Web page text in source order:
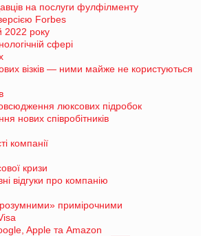
на послуги фулфілменту
Forbes
2022 року
сфері
візків — ними майже не користуються
люксових підробок
нових співробітників
компанії
кризи
відгуки про компанію
примірочними
Apple та Amazon